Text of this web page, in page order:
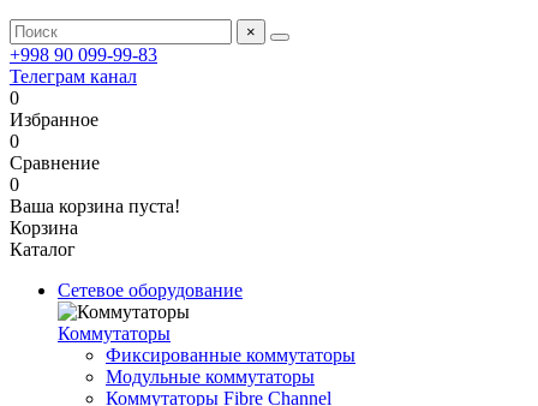
×
+998 90 099-99-83
Телеграм канал
0
Избранное
0
Сравнение
0
Ваша корзина пуста!
Корзина
Каталог
Сетевое оборудование
Коммутаторы
Фиксированные коммутаторы
Модульные коммутаторы
Коммутаторы Fibre Channel